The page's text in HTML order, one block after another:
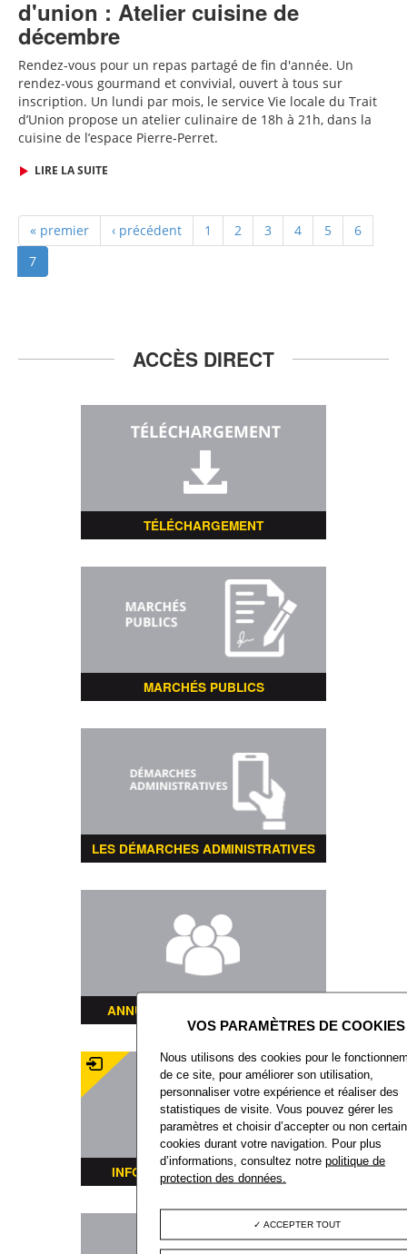
d'union : Atelier cuisine de
décembre
Rendez-vous pour un repas partagé de fin d'année. Un
rendez-vous gourmand et convivial, ouvert à tous sur
inscription. Un lundi par mois, le service Vie locale du Trait
d’Union propose un atelier culinaire de 18h à 21h, dans la
cuisine de l’espace Pierre-Perret.
LIRE LA SUITE
« premier ‹ précédent 1 2 3 4 5
6
7
ACCÈS DIRECT
TÉLÉCHARGEMENT
MARCHÉS PUBLICS
LES DÉMARCHES ADMINISTRATIVES
ANNUAIRE DES ASSOCIATIONS
INFORMATIONS TRANSPORTS
Nous utilisons des cookies pour le
de ce site, pour améliorer son utilisation,
personnaliser votre expérience et réaliser des
statistiques de visite. Vous pouvez gérer les
paramètres et choisir d’accepter ou non
cookies durant votre navigation. Pour plus
d’informations, consultez notrepolitique de
protection des données.
ACCEPTER TOUT